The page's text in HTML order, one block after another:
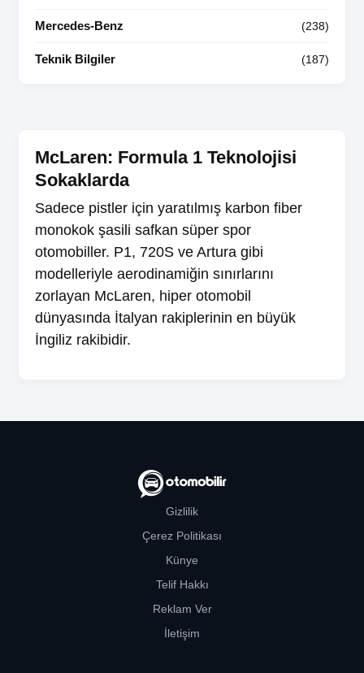
Mercedes-Benz (238)
Teknik Bilgiler (187)
McLaren: Formula 1 Teknolojisi
Sokaklarda
Sadece pistler için yaratılmış karbon fiber
monokok şasili safkan süper spor
otomobiller. P1, 720S ve Artura gibi
modelleriyle aerodinamiğin sınırlarını
zorlayan McLaren, hiper otomobil
dünyasında İtalyan rakiplerinin en büyük
İngiliz rakibidir.
Gizlilik
Çerez Politikası
Künye
Telif Hakkı
Reklam Ver
İletişim